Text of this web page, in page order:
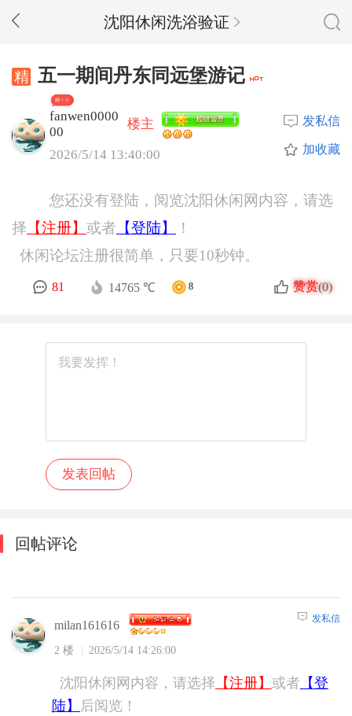
沈阳休闲洗浴验证
五一期间丹东同远堡游记
精 + 10
fanwen0000
00
楼主
2026/5/14 13:40:00
发私信
加收藏
您还没有登陆，阅览沈阳休闲网内容，请选
择 【注册】 或者 【登陆】
！
休闲论坛注册很简单，只要10秒钟。
81 14765 ℃ 8 赞赏(0)
回帖评论
milan161616
2 楼 2026/5/14 14:26:00
发私信
沈阳休闲网内容，请选择 【注册】 或者 【登
陆】
后阅览！